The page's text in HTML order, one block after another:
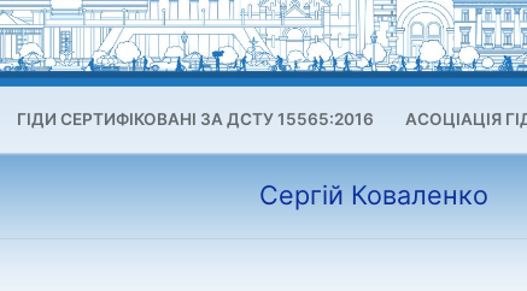
ГІДИ СЕРТИФІКОВАНІ ЗА ДСТУ 15565:2016 АСОЦІАЦІЯ
Сергій Коваленко